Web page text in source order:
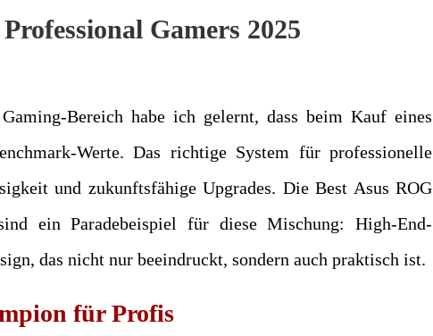
Gamers 2025
Bereich habe ich gelernt, dass beim Kauf eines
Werte. Das richtige System für professionelle
und zukunftsfähige Upgrades. Die Best Asus ROG
ein Paradebeispiel für diese Mischung: High-End-
das nicht nur beeindruckt, sondern auch praktisch ist.
für Profis